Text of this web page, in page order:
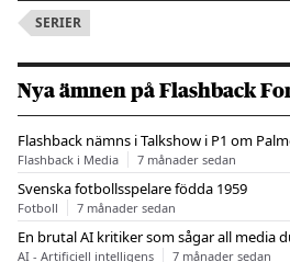
SERIER
Nya ämnen på Flashback
Flashback nämns i Talkshow i P1 om
Flashback i Media 7 månader sedan
Svenska fotbollsspelare födda 1959
Fotboll 7 månader sedan
En brutal AI kritiker som sågar all media
AI - Artificiell intelligens 7 månader sedan